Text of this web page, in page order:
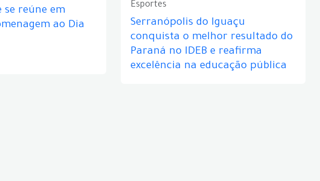
se reúne em
ao Dia
Esportes
Serranópolis do Iguaçu
conquista o melhor resultado do
Paraná no IDEB e reafirma
excelência na educação pública